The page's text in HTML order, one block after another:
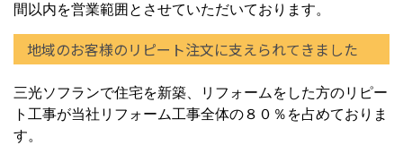
間以内を営業範囲とさせていただいております。
地域のお客様のリピート注文に支えられてきました
三光ソフランで住宅を新築、リフォームをした方のリピー
ト工事が当社リフォーム工事全体の８０％を占めておりま
す。